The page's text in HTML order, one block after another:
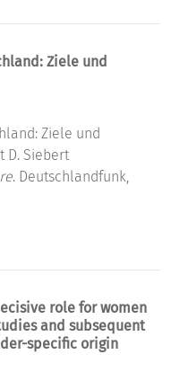
Ziele und
Ziele und
D. Siebert
. Deutschlandfunk,
role for women
and subsequent
specific origin